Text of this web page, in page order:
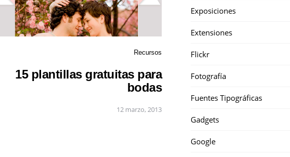
Recursos
15 plantillas gratuitas para
bodas
12 marzo, 2013
Exposiciones
Extensiones
Flickr
Fotografía
Fuentes Tipográficas
Gadgets
Google